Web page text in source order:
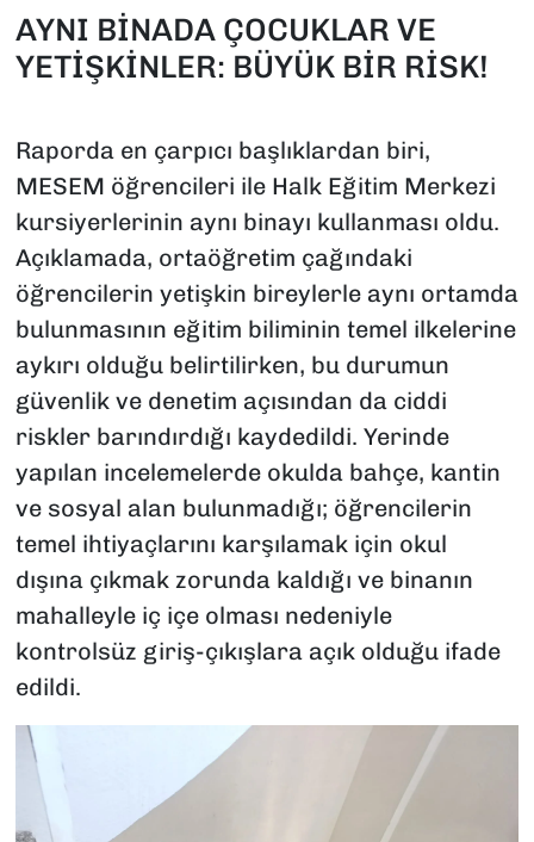
AYNI BİNADA ÇOCUKLAR VE
YETİŞKİNLER: BÜYÜK BİR RİSK!
Raporda en çarpıcı başlıklardan biri,
MESEM öğrencileri ile Halk Eğitim Merkezi
kursiyerlerinin aynı binayı kullanması oldu.
Açıklamada, ortaöğretim çağındaki
öğrencilerin yetişkin bireylerle aynı ortamda
bulunmasının eğitim biliminin temel ilkelerine
aykırı olduğu belirtilirken, bu durumun
güvenlik ve denetim açısından da ciddi
riskler barındırdığı kaydedildi. Yerinde
yapılan incelemelerde okulda bahçe, kantin
ve sosyal alan bulunmadığı; öğrencilerin
temel ihtiyaçlarını karşılamak için okul
dışına çıkmak zorunda kaldığı ve binanın
mahalleyle iç içe olması nedeniyle
kontrolsüz giriş-çıkışlara açık olduğu ifade
edildi.